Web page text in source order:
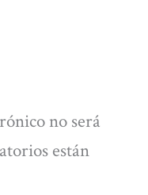
no será
están